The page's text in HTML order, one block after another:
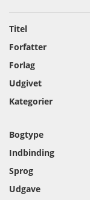
Titel
Forfatter
Forlag
Udgivet
Kategorier
Bogtype
Indbinding
Sprog
Udgave